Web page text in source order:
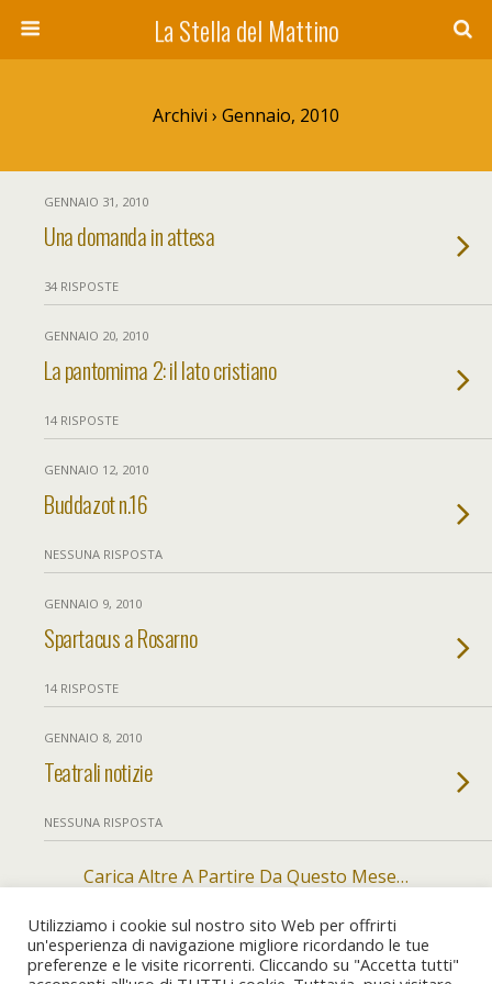
La Stella del Mattino
Archivi › Gennaio, 2010
GENNAIO 31, 2010
Una domanda in attesa
34 RISPOSTE
GENNAIO 20, 2010
La pantomima 2: il lato cristiano
14 RISPOSTE
GENNAIO 12, 2010
Buddazot n.16
NESSUNA RISPOSTA
GENNAIO 9, 2010
Spartacus a Rosarno
14 RISPOSTE
GENNAIO 8, 2010
Teatrali notizie
NESSUNA RISPOSTA
Carica Altre A Partire Da Questo Mese…
Torna su
Utilizziamo i cookie sul nostro sito Web per offrirti
un'esperienza di navigazione migliore ricordando le tue
preferenze e le visite ricorrenti. Cliccando su "Accetta tutti"